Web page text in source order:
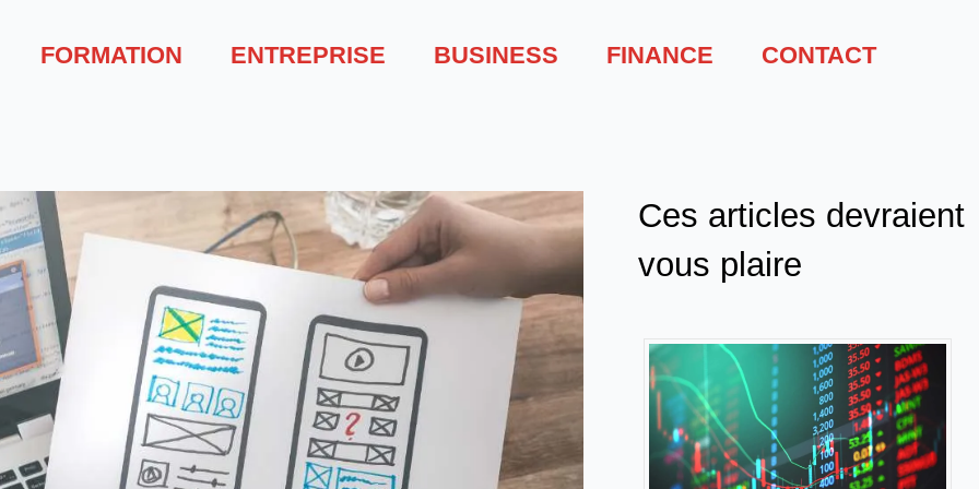
FORMATION ENTREPRISE BUSINESS FINANCE CONTACT
Ces articles devraient
vous plaire